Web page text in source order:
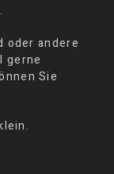
oder andere
gerne
Sie